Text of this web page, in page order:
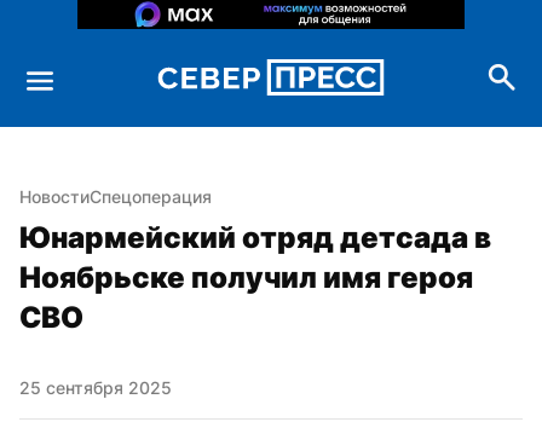
НовостиСпецоперация
Юнармейский отряд детсада в
Ноябрьске получил имя героя
СВО
25 сентября 2025